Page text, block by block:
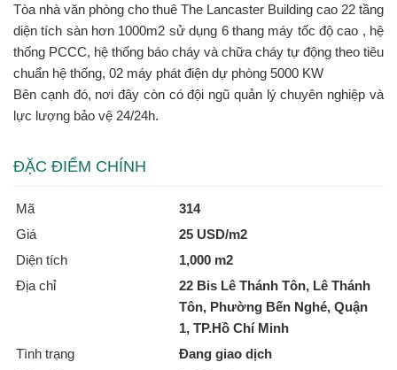
Tòa nhà văn phòng cho thuê The Lancaster Building cao 22 tầng
diện tích sàn hơn 1000m2 sử dụng 6 thang máy tốc độ cao , hệ
thống PCCC, hệ thống báo cháy và chữa cháy tự động theo tiêu
chuẩn hệ thống, 02 máy phát điện dự phòng 5000 KW
Bên cạnh đó, nơi đây còn có đội ngũ quản lý chuyên nghiệp và
lực lượng bảo vệ 24/24h.
ĐẶC ĐIỂM CHÍNH
Mã
314
Giá
25 USD/m2
Diện tích
1,000 m2
Địa chỉ
22 Bis Lê Thánh Tôn, Lê Thánh
Tôn, Phường Bến Nghé, Quận
1, TP.Hồ Chí Minh
Tình trạng
Đang giao dịch